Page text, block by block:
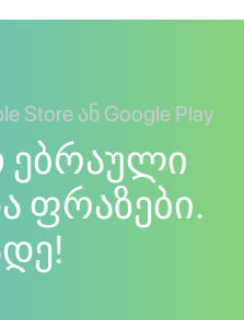
Store ან Google Play
ებრაული
ფრაზები.